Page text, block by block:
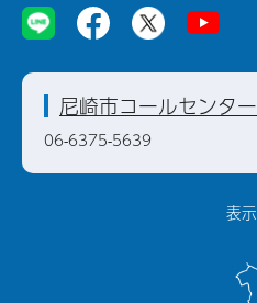
表示
尼崎市コールセンター
06-6375-5639